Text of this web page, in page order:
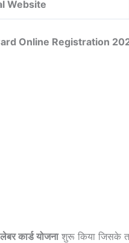
Website
Online Registration 2023:
लेबर कार्ड योजनाशुरू किया जिसके